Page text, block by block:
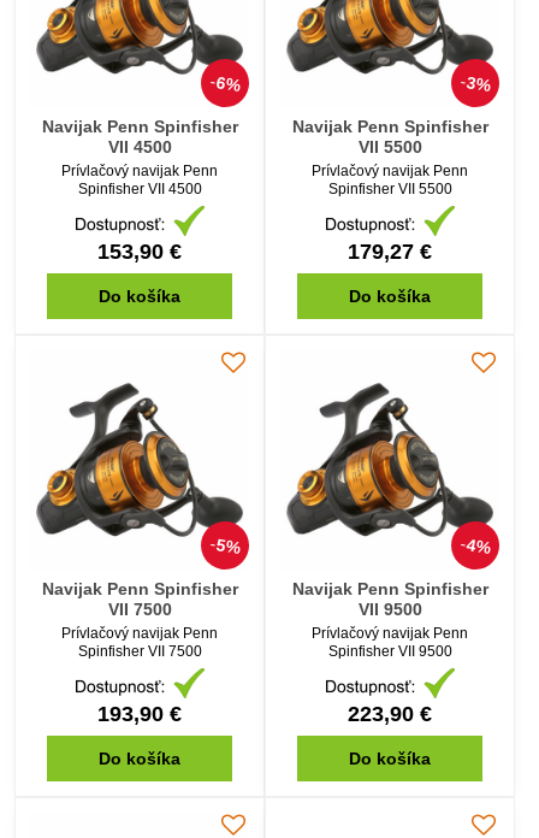
6%
Navijak Penn Spinfisher
VII 4500
Prívlačový navijak Penn
Spinfisher VII 4500
153,90 €
Do košíka
3%
Navijak Penn Spinfisher
VII 5500
Prívlačový navijak Penn
Spinfisher VII 5500
179,27 €
Do košíka
5%
Navijak Penn Spinfisher
VII 7500
Prívlačový navijak Penn
Spinfisher VII 7500
193,90 €
Do košíka
4%
Navijak Penn Spinfisher
VII 9500
Prívlačový navijak Penn
Spinfisher VII 9500
223,90 €
Do košíka